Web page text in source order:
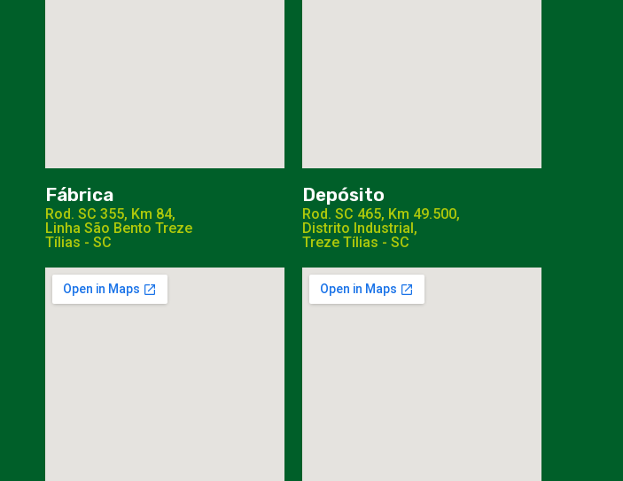
Fábrica
Rod. SC 355, Km 84,
Linha São Bento Treze
Tílias - SC
Depósito
Rod. SC 465, Km 49.500,
Distrito Industrial,
Treze Tílias - SC